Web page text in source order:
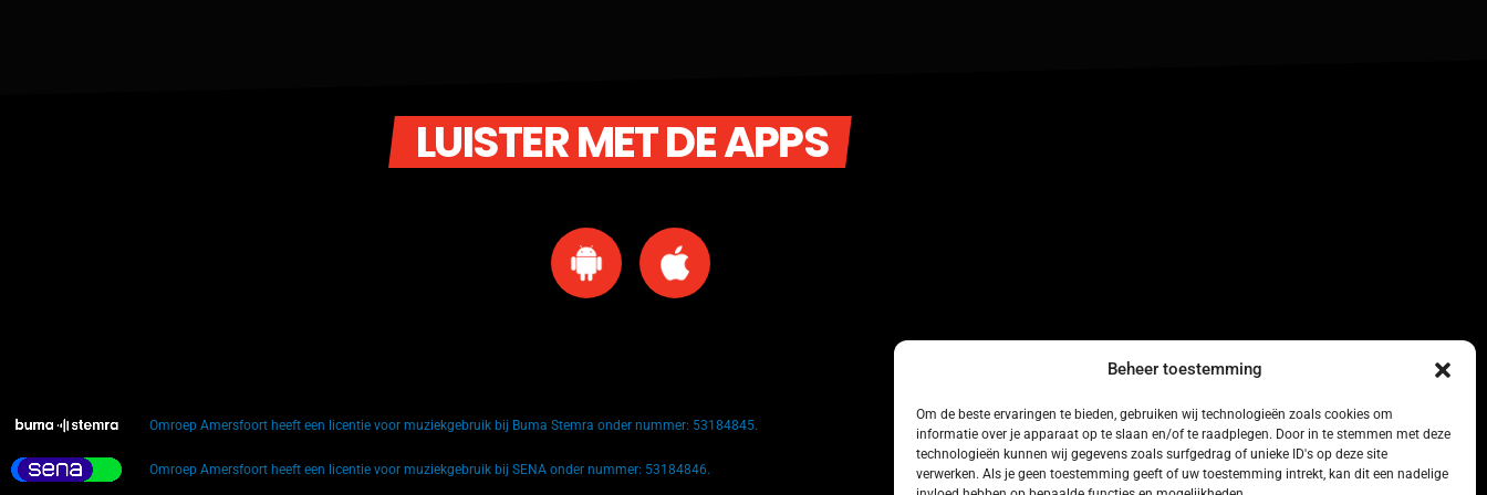
Beheer toestemming
Om de beste ervaringen te bieden, gebruiken wij technologieën zoals cookies om
informatie over je apparaat op te slaan en/of te raadplegen. Door in te stemmen met deze
technologieën kunnen wij gegevens zoals surfgedrag of unieke ID's op deze site
verwerken. Als je geen toestemming geeft of uw toestemming intrekt, kan dit een nadelige
LUISTER MET DE APPS
Omroep Amersfoort heeft een licentie voor muziekgebruik bij Buma Stemra onder nummer: 53184845.
Omroep Amersfoort heeft een licentie voor muziekgebruik bij SENA onder nummer: 53184846.